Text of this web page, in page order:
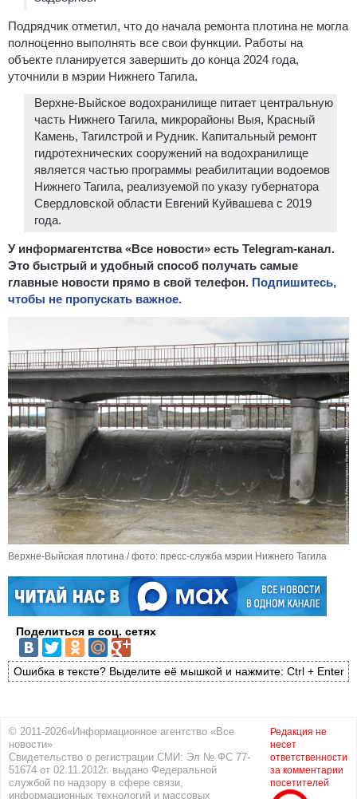
Подрядчик отметил, что до начала ремонта плотина не могла
полноценно выполнять все свои функции. Работы на
объекте планируется завершить до конца 2024 года,
уточнили в мэрии Нижнего Тагила.
Верхне-Выйское водохранилище питает центральную
часть Нижнего Тагила, микрорайоны Выя, Красный
Камень, Тагилстрой и Рудник. Капитальный ремонт
гидротехнических сооружений на водохранилище
является частью программы реабилитации водоемов
Нижнего Тагила, реализуемой по указу губернатора
Свердловской области Евгений Куйвашева с 2019
года.
У информагентства «Все новости» есть Telegram-канал.
Это быстрый и удобный способ получать самые
главные новости прямо в свой телефон. Подпишитесь,
чтобы не пропускать важное.
Верхне-Выйская плотина / фото: пресс-служба мэрии Нижнего Тагила
Поделиться в соц. сетях
Ошибка в тексте? Выделите её мышкой и нажмите: Ctrl + Enter
© 2011-2026«Информационное агентство «Все
новости»
Свидетельство о регистрации СМИ: Эл № ФС 77-
51674 от 02.11.2012г. выдано Федеральной
службой по надзору в сфере связи,
информационных технологий и массовых
Редакция не
несет
ответственности
за комментарии
посетителей